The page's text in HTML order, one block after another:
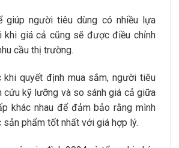
giúp người tiêu dùng có nhiều lựa
khi giá cả cũng sẽ được điều chỉnh
cầu thị trường.
khi quyết định mua sắm, người tiêu
cứu kỹ lưỡng và so sánh giá cả giữa
khác nhau để đảm bảo rằng mình
phẩm tốt nhất với giá hợp lý.